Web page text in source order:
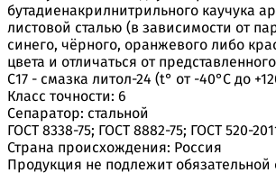
бутадиенакрилнитрильного каучука
листовой сталью (в зависимости от
синего, чёрного, оранжевого либо
цвета и отличаться от
С17 - смазка литол-24 (t° от -40°С до
Класс точности: 6
Сепаратор: стальной
ГОСТ 8338-75; ГОСТ 8882-75; ГОСТ 520-
Страна происхождения: Россия
Продукция не подлежит